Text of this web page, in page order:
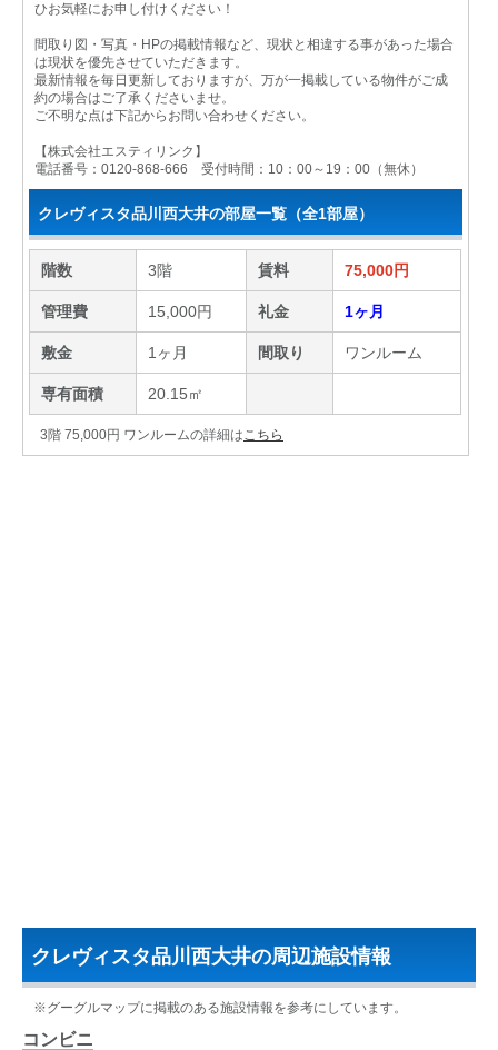
ひお気軽にお申し付けください！
間取り図・写真・HPの掲載情報など、現状と相違する事があった場合
は現状を優先させていただきます。
最新情報を毎日更新しておりますが、万が一掲載している物件がご成
約の場合はご了承くださいませ。
ご不明な点は下記からお問い合わせください。
【株式会社エスティリンク】
電話番号：0120-868-666 受付時間：10：00～19：00（無休）
クレヴィスタ品川西大井の部屋一覧（全1部屋）
階数 3階 賃料 75,000円
管理費 15,000円 礼金 1ヶ月
敷金 1ヶ月 間取り ワンルーム
専有面積 20.15㎡
3階 75,000円 ワンルームの詳細はこちら
クレヴィスタ品川西大井の周辺施設情報
※グーグルマップに掲載のある施設情報を参考にしています。
コンビニ